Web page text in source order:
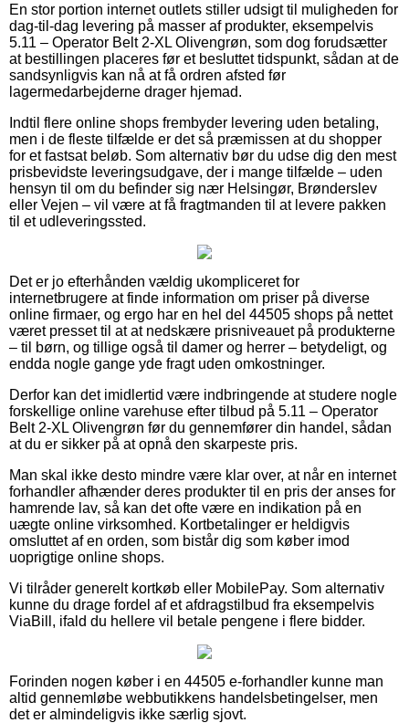
En stor portion internet outlets stiller udsigt til muligheden for
dag-til-dag levering på masser af produkter, eksempelvis
5.11 – Operator Belt 2-XL Olivengrøn, som dog forudsætter
at bestillingen placeres før et besluttet tidspunkt, sådan at de
sandsynligvis kan nå at få ordren afsted før
lagermedarbejderne drager hjemad.
Indtil flere online shops frembyder levering uden betaling,
men i de fleste tilfælde er det så præmissen at du shopper
for et fastsat beløb. Som alternativ bør du udse dig den mest
prisbevidste leveringsudgave, der i mange tilfælde – uden
hensyn til om du befinder sig nær Helsingør, Brønderslev
eller Vejen – vil være at få fragtmanden til at levere pakken
til et udleveringssted.
Det er jo efterhånden vældig ukompliceret for
internetbrugere at finde information om priser på diverse
online firmaer, og ergo har en hel del 44505 shops på nettet
været presset til at at nedskære prisniveauet på produkterne
– til børn, og tillige også til damer og herrer – betydeligt, og
endda nogle gange yde fragt uden omkostninger.
Derfor kan det imidlertid være indbringende at studere nogle
forskellige online varehuse efter tilbud på 5.11 – Operator
Belt 2-XL Olivengrøn før du gennemfører din handel, sådan
at du er sikker på at opnå den skarpeste pris.
Man skal ikke desto mindre være klar over, at når en internet
forhandler afhænder deres produkter til en pris der anses for
hamrende lav, så kan det ofte være en indikation på en
uægte online virksomhed. Kortbetalinger er heldigvis
omsluttet af en orden, som bistår dig som køber imod
uoprigtige online shops.
Vi tilråder generelt kortkøb eller MobilePay. Som alternativ
kunne du drage fordel af et afdragstilbud fra eksempelvis
ViaBill, ifald du hellere vil betale pengene i flere bidder.
Forinden nogen køber i en 44505 e-forhandler kunne man
altid gennemløbe webbutikkens handelsbetingelser, men
det er almindeligvis ikke særlig sjovt.